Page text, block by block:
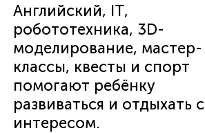
Английский, IT,
робототехника, 3D-
моделирование, мастер-
классы, квесты и спорт
помогают ребёнку
развиваться и отдыхать с
интересом.